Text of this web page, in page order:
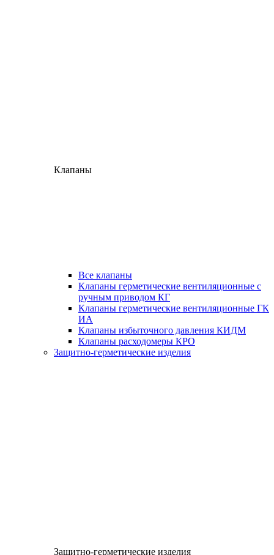
Клапаны
Все клапаны
Клапаны герметические вентиляционные с
ручным приводом КГ
Клапаны герметические вентиляционные ГК
ИА
Клапаны избыточного давления КИДМ
Клапаны расходомеры КРО
Защитно-герметические изделия
Защитно-герметические изделия